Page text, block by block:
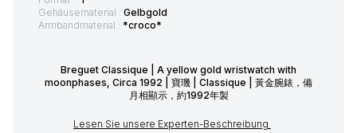
Gehäusematerial : Gelbgold
Armbandmaterial : *croco*
Breguet Classique | A yellow gold wristwatch with
moonphases, Circa 1992 | 寶璣 | Classique | 黃金腕錶，備
月相顯示，約1992年製
Lesen Sie unsere Experten-Beschreibung